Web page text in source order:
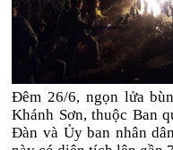
Đêm 26/6, ngọn lửa
Khánh Sơn, thuộc Ban
Đàn và Ủy ban nhân